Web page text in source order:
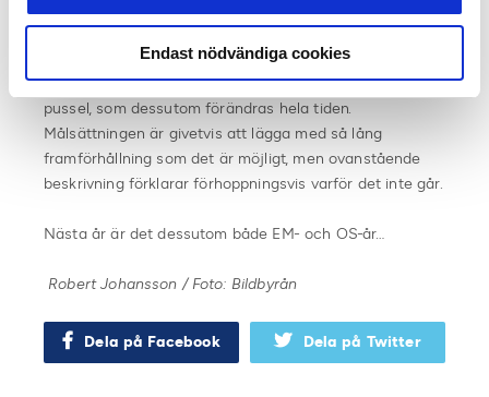
Endast nödvändiga cookies
omgång 23-30 efter mötet för Allsvenskan.
Att lägga spelschemat är alltså ett enormt komplext
pussel, som dessutom förändras hela tiden.
Målsättningen är givetvis att lägga med så lång
framförhållning som det är möjligt, men ovanstående
beskrivning förklarar förhoppningsvis varför det inte går.
Nästa år är det dessutom både EM- och OS-år…
Robert Johansson / Foto: Bildbyrån
Dela på Facebook Dela på Twitter